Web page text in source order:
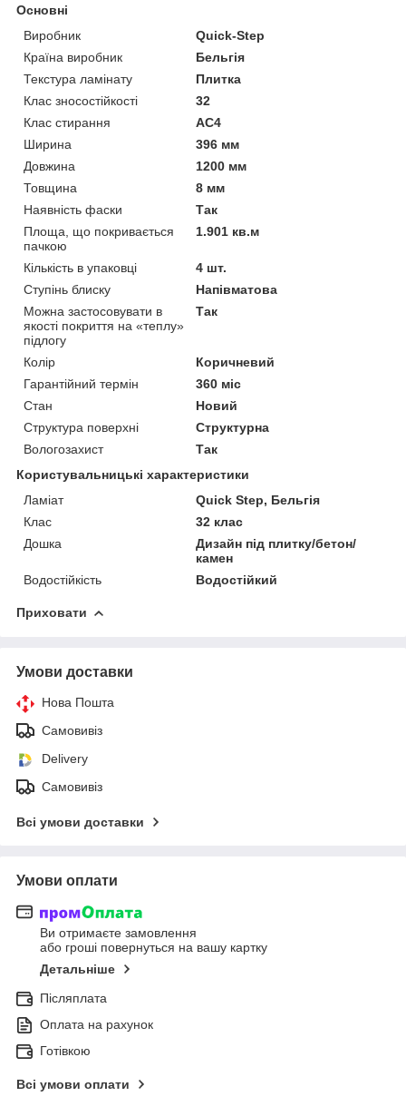
Основні
Виробник
Quick-Step
Країна виробник
Бельгія
Текстура ламінату
Плитка
Клас зносостійкості
32
Клас стирання
АС4
Ширина
396 мм
Довжина
1200 мм
Товщина
8 мм
Наявність фаски
Так
Площа, що покривається
пачкою
1.901 кв.м
Кількість в упаковці
4 шт.
Ступінь блиску
Напівматова
Можна застосовувати в
якості покриття на «теплу»
підлогу
Так
Колір
Коричневий
Гарантійний термін
360 міс
Стан
Новий
Структура поверхні
Структурна
Вологозахист
Так
Користувальницькі характеристики
Ламіат
Quick Step, Бельгія
Клас
32 клас
Дошка
Дизайн під плитку/бетон/
камен
Водостійкість
Водостійкий
Приховати
Умови доставки
Нова Пошта
Самовивіз
Delivery
Самовивіз
Всі умови доставки
Умови оплати
Ви отримаєте замовлення
або гроші повернуться на вашу картку
Детальніше
Післяплата
Оплата на рахунок
Готівкою
Всі умови оплати